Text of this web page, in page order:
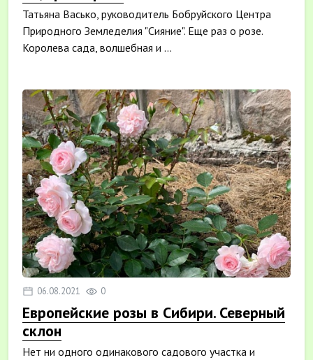
Татьяна Васько, руководитель Бобруйского Центра
Природного Земледелия "Сияние". Еще раз о розе.
Королева сада, волшебная и ...
06.08.2021 0
Европейские розы в Сибири. Северный
склон
Нет ни одного одинакового садового участка и